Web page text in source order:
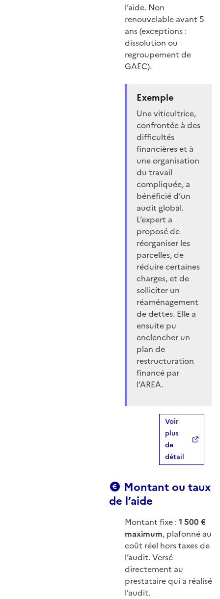
l’aide. Non
renouvelable avant 5
ans (exceptions :
dissolution ou
regroupement de
GAEC).
Exemple
Une viticultrice,
confrontée à des
difficultés
financières et à
une organisation
du travail
compliquée, a
bénéficié d’un
audit global.
L’expert a
proposé de
réorganiser les
parcelles, de
réduire certaines
charges, et de
solliciter un
réaménagement
de dettes. Elle a
ensuite pu
enclencher un
plan de
restructuration
financé par
l’AREA.
Voir
plus
de
détail
Montant ou taux
de l’aide
Montant fixe : 1 500 €
maximum, plafonné au
coût réel hors taxes de
l’audit. Versé
directement au
prestataire qui a réalisé
l’audit.